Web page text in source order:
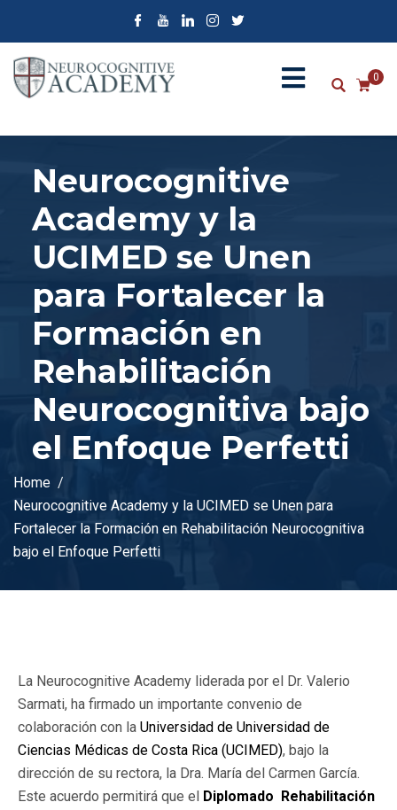
0
Neurocognitive
Academy y la
UCIMED se Unen
para Fortalecer la
Formación en
Rehabilitación
Neurocognitiva bajo
el Enfoque Perfetti
Home
Neurocognitive Academy y la UCIMED se Unen para
Fortalecer la Formación en Rehabilitación Neurocognitiva
bajo el Enfoque Perfetti
La Neurocognitive Academy liderada por el Dr. Valerio
Sarmati, ha firmado un importante convenio de
colaboración con la Universidad de Universidad de
Ciencias Médicas de Costa Rica (UCIMED), bajo la
dirección de su rectora, la Dra. María del Carmen García.
Este acuerdo permitirá que el
Diplomado Rehabilitación